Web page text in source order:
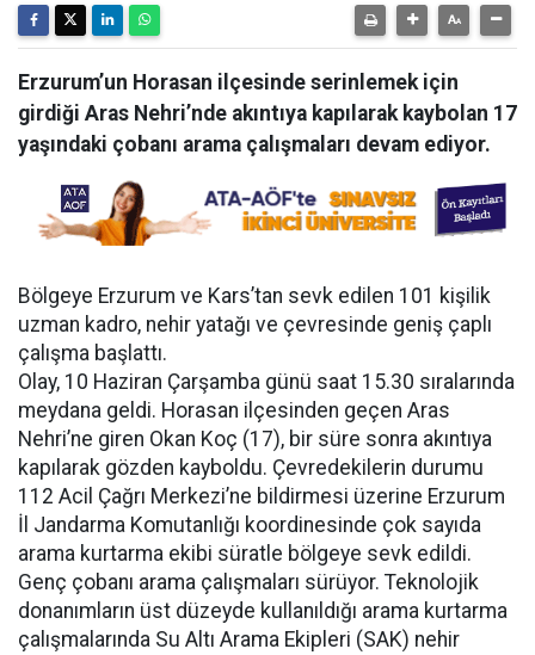
Erzurum’un Horasan ilçesinde serinlemek için
girdiği Aras Nehri’nde akıntıya kapılarak kaybolan 17
yaşındaki çobanı arama çalışmaları devam ediyor.
Bölgeye Erzurum ve Kars’tan sevk edilen 101 kişilik
uzman kadro, nehir yatağı ve çevresinde geniş çaplı
çalışma başlattı.
Olay, 10 Haziran Çarşamba günü saat 15.30 sıralarında
meydana geldi. Horasan ilçesinden geçen Aras
Nehri’ne giren Okan Koç (17), bir süre sonra akıntıya
kapılarak gözden kayboldu. Çevredekilerin durumu
112 Acil Çağrı Merkezi’ne bildirmesi üzerine Erzurum
İl Jandarma Komutanlığı koordinesinde çok sayıda
arama kurtarma ekibi süratle bölgeye sevk edildi.
Genç çobanı arama çalışmaları sürüyor. Teknolojik
donanımların üst düzeyde kullanıldığı arama kurtarma
çalışmalarında Su Altı Arama Ekipleri (SAK) nehir